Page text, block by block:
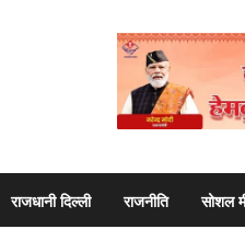
राजधानी दिल्ली राजनीति सोशल